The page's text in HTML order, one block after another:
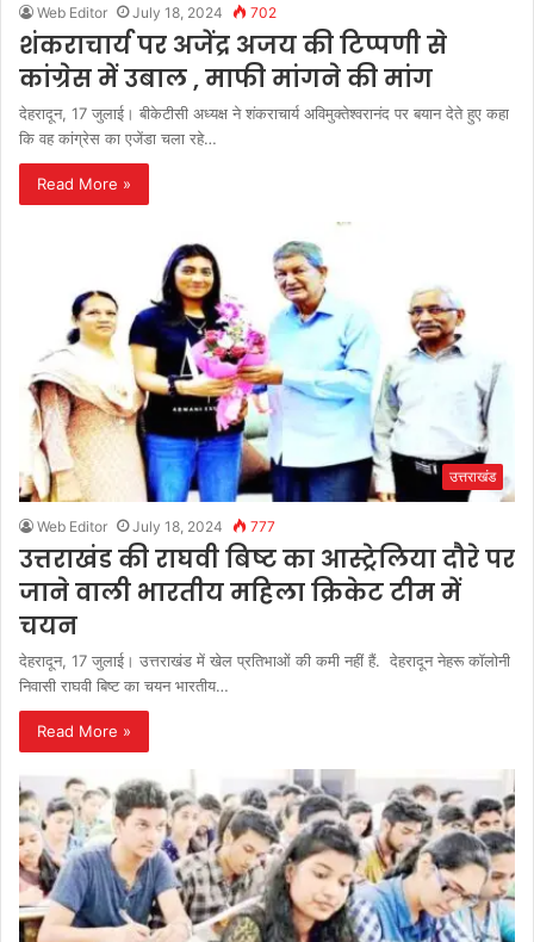
Web Editor July 18, 2024 702
शंकराचार्य पर अजेंद्र अजय की टिप्पणी से
कांग्रेस में उबाल , माफी मांगने की मांग
देहरादून, 17 जुलाई। बीकेटीसी अध्यक्ष ने शंकराचार्य अविमुक्तेश्वरानंद पर बयान देते हुए कहा
कि वह कांग्रेस का एजेंडा चला रहे…
Read More »
उत्तराखंड
Web Editor July 18, 2024 777
उत्तराखंड की राघवी बिष्ट का आस्ट्रेलिया दौरे पर
जाने वाली भारतीय महिला क्रिकेट टीम में
चयन
देहरादून, 17 जुलाई। उत्तराखंड में खेल प्रतिभाओं की कमी नहीं हैं. देहरादून नेहरू कॉलोनी
निवासी राघवी बिष्ट का चयन भारतीय…
Read More »